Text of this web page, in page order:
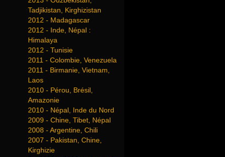
Tadjikistan, Kirghizistan
2012 - Madagascar
2012 - Inde, Népal :
Himalaya
2012 - Tunisie
2011 - Colombie, Venezuela
2011 - Birmanie, Vietnam,
Laos
2010 - Pérou, Brésil,
Amazonie
2010 - Népal, Inde du Nord
2009 - Chine, Tibet, Népal
2008 - Argentine, Chili
2007 - Pakistan, Chine,
Kirghizie